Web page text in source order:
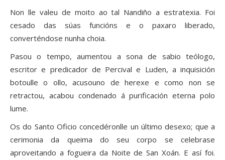
Non lle valeu de moito ao tal Nandiño a estratexia. Foi
cesado das súas funcións e o paxaro liberado,
converténdose nunha choia.
Pasou o tempo, aumentou a sona de sabio teólogo,
escritor e predicador de Percival e Luden, a inquisición
botoulle o ollo, acusouno de herexe e como non se
retractou, acabou condenado á purificación eterna polo
lume.
Os do Santo Oficio concedéronlle un último desexo; que a
cerimonia da queima do seu corpo se celebrase
aproveitando a fogueira da Noite de San Xoán. E así foi.